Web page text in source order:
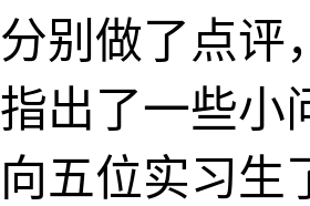
分别做了点评
指出了一些小
向五位实习生